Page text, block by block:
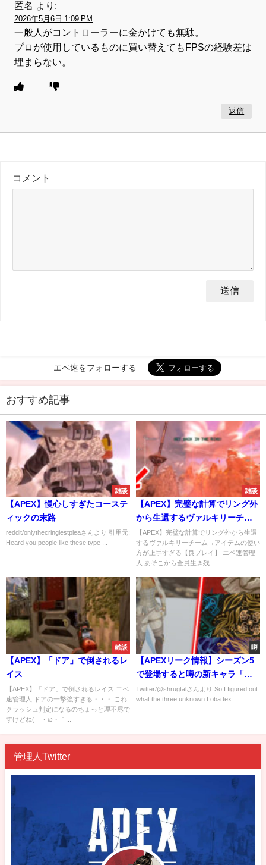
匿名 より:
2026年5月6日 1:09 PM
一般人がコントローラーに金かけても無駄。
プロが使用しているものに買い替えてもFPSの経験差は
埋まらない。
返信
コメント
エペ速をフォローする
おすすめ記事
雑談
【APEX】慢心しすぎたコーステ
ィックの末路
reddit/onlythecringiestpleaさんより 引用元:
Heard you people like these type ...
雑談
【APEX】完璧な計算でリング外
から生還するヴァルキリーチー
ム→アイテムの使い方が上手す
ぎる【良プレイ】
【APEX】完璧な計算でリング外から生還
するヴァルキリーチーム→アイテムの使い
方が上手すぎる【良プレイ】 エペ速管理
人 あそこから全員生き残...
雑談
【APEX】「ドア」で倒されるレ
イス
【APEX】「ドア」で倒されるレイス エペ
速管理人 ドアの一撃強すぎる・・・ これ
クラッシュ判定になるのちょっと理不尽で
すけどね(´・ω・｀...
噂
【APEXリーク情報】シーズン5
で登場すると噂の新キャラ「ロ
ーバ」のスキン3つがリーク！！
Twitter/@shrugtalさんより So I figured out
what the three unknown Loba tex...
管理人Twitter